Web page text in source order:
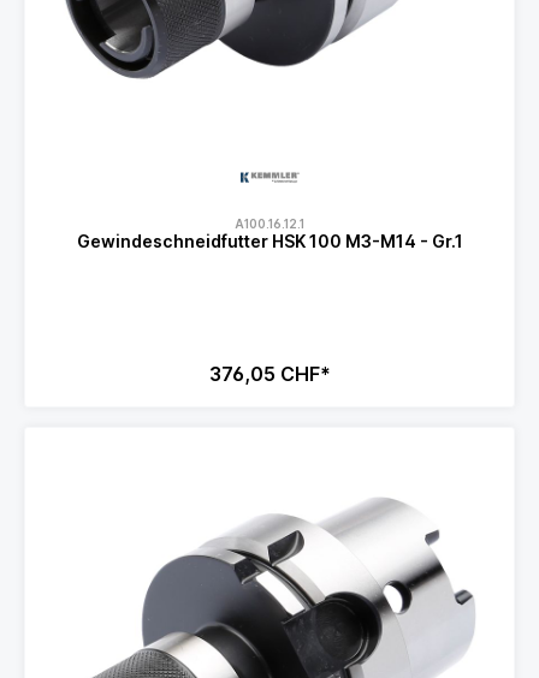
A100.16.12.1
Gewindeschneidfutter HSK 100 M3-M14 - Gr.1
376,05 CHF*